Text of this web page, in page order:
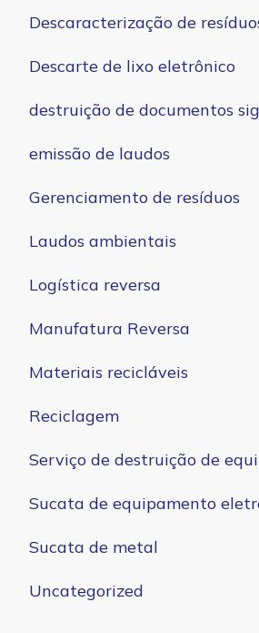
Descaracterização de
Descarte de lixo eletrônico
destruição de documentos
emissão de laudos
Gerenciamento de resíduos
Laudos ambientais
Logística reversa
Manufatura Reversa
Materiais recicláveis
Reciclagem
Serviço de destruição de
Sucata de equipamento
Sucata de metal
Uncategorized